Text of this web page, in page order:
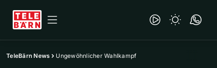
TeleBärn News Ungewöhnlicher Wahlkampf